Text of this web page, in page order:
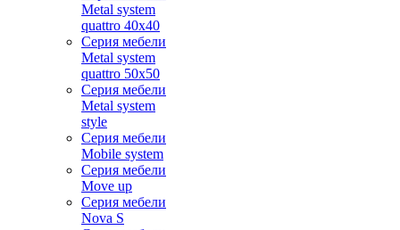
Metal system
quattro 40x40
Серия мебели
Metal system
quattro 50x50
Серия мебели
Metal system
style
Серия мебели
Mobile system
Серия мебели
Move up
Серия мебели
Nova S